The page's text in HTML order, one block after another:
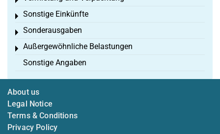
Sonstige Einkünfte
Toggle menu
Sonderausgaben
Toggle menu
Außergewöhnliche Belastungen
Toggle menu
Sonstige Angaben
About us
Legal Notice
Terms & Conditions
Privacy Policy